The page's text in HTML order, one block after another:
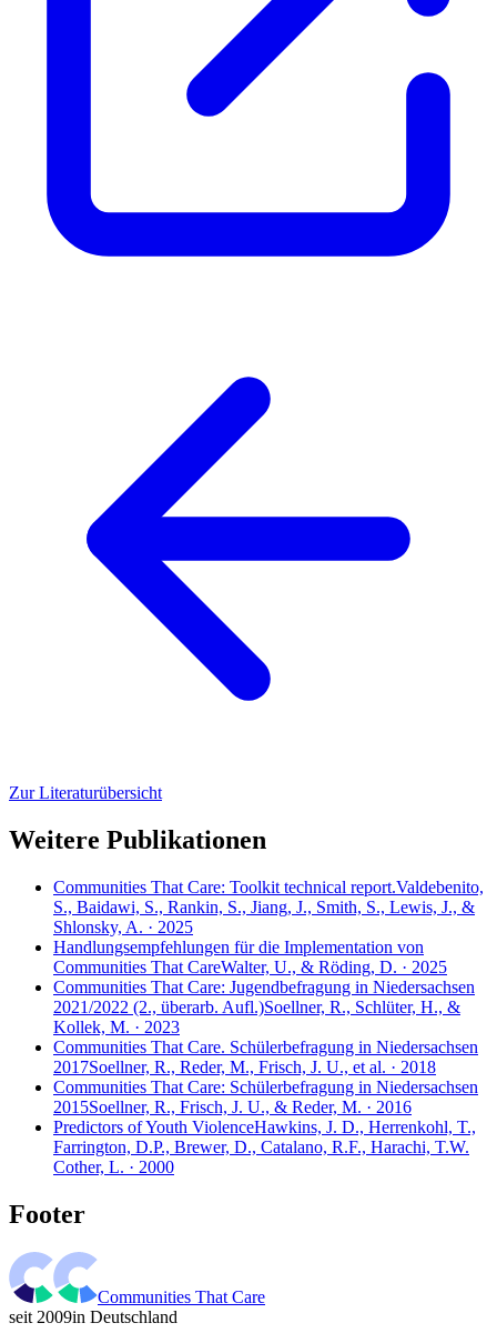
Zur Literaturübersicht
Weitere Publikationen
Communities That Care: Toolkit technical report.Valdebenito,
S., Baidawi, S., Rankin, S., Jiang, J., Smith, S., Lewis, J., &
Shlonsky, A. · 2025
Handlungsempfehlungen für die Implementation von
Communities That CareWalter, U., & Röding, D. · 2025
Communities That Care: Jugendbefragung in Niedersachsen
2021/2022 (2., überarb. Aufl.)Soellner, R., Schlüter, H., &
Kollek, M. · 2023
Communities That Care. Schülerbefragung in Niedersachsen
2017Soellner, R., Reder, M., Frisch, J. U., et al. · 2018
Communities That Care: Schülerbefragung in Niedersachsen
2015Soellner, R., Frisch, J. U., & Reder, M. · 2016
Predictors of Youth ViolenceHawkins, J. D., Herrenkohl, T.,
Farrington, D.P., Brewer, D., Catalano, R.F., Harachi, T.W.
Cother, L. · 2000
Footer
Communities That Care
seit 2009in Deutschland